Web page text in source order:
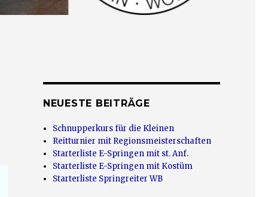
NEUESTE BEITRÄGE
Schnupperkurs für die Kleinen
Reitturnier mit Regionsmeisterschaften
Starterliste E-Springen mit st. Anf.
Starterliste E-Springen mit Kostüm
Starterliste Springreiter WB